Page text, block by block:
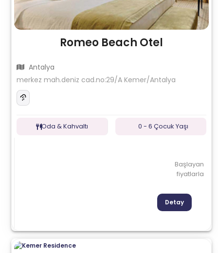
Romeo Beach Otel
Antalya
merkez mah.deniz cad.no:29/A Kemer/Antalya
Oda & Kahvaltı 0 - 6 Çocuk Yaşı
Başlayan
fiyatlarla
Detay